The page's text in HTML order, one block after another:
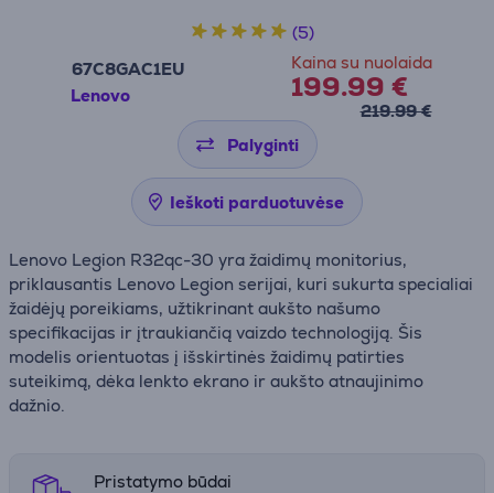
67C8GAC1EU
Lenovo
Kaina su nuolaida
199.99 €
219.99 €
(5)
Palyginti
Ieškoti parduotuvėse
Lenovo Legion R32qc-30 yra žaidimų monitorius,
priklausantis Lenovo Legion serijai, kuri sukurta specialiai
žaidėjų poreikiams, užtikrinant aukšto našumo
specifikacijas ir įtraukiančią vaizdo technologiją. Šis
modelis orientuotas į išskirtinės žaidimų patirties
suteikimą, dėka lenkto ekrano ir aukšto atnaujinimo
dažnio.
Pristatymo būdai